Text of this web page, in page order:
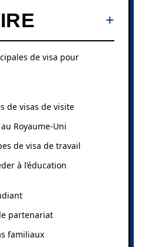
de visa pour
de visas de visite
Royaume-Uni
de visa de travail
à l’éducation
partenariat
familiaux